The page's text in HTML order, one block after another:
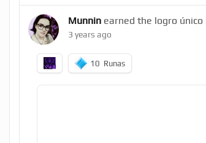
Munnin earned the logro único
3 years ago
10 Runas